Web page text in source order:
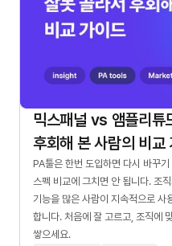
믹스패널 vs 앰플리
후회해 본 사람의 비교
PA툴은 한번 도입하면 다시 바꾸
스펙 비교에 그치면 안 됩니다. 조
기능을 많은 사람이 지속적으로 사
합니다. 처음에 잘 고르고, 조직에
쌓으세요.